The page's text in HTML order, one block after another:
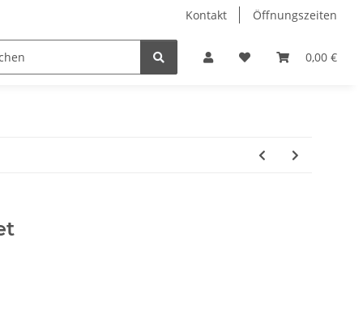
Kontakt Öffnungszeiten
0,00 €
Hobby Horse Dienstleistungen Geschenkartikel &